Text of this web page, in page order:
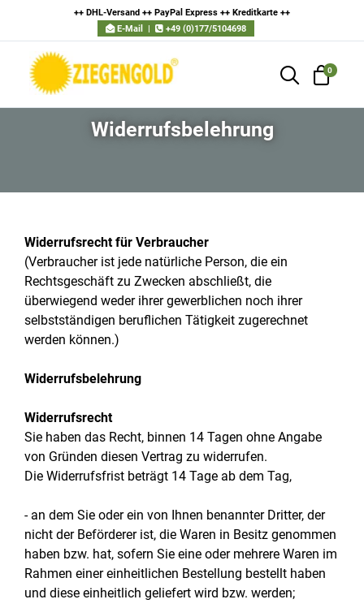
++ DHL-Versand ++ PayPal Express ++ Kreditkarte ++
E-Mail
| +49 (0)177/5104698
0
Widerrufsbelehrung
Widerrufsrecht für Verbraucher
(Verbraucher ist jede natürliche Person, die ein
Rechtsgeschäft zu Zwecken abschließt, die
überwiegend weder ihrer gewerblichen noch ihrer
selbstständigen beruflichen Tätigkeit zugerechnet
werden können.)
Widerrufsbelehrung
Widerrufsrecht
Sie haben das Recht, binnen 14 Tagen ohne Angabe
von Gründen diesen Vertrag zu widerrufen.
Die Widerrufsfrist beträgt 14 Tage ab dem Tag,
- an dem Sie oder ein von Ihnen benannter Dritter, der
nicht der Beförderer ist, die Waren in Besitz genommen
haben bzw. hat, sofern Sie eine oder mehrere Waren im
Rahmen einer einheitlichen Bestellung bestellt haben
und diese einheitlich geliefert wird bzw. werden;